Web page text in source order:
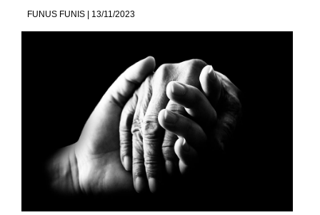
FUNUS FUNIS | 13/11/2023